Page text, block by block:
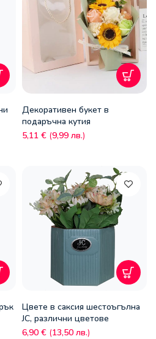
Декоративен букет в
подаръчна кутия
5,11 € (9,99 лв.)
Цвете в саксия шестоъгълна
JC, различни цветове
6,90 € (13,50 лв.)